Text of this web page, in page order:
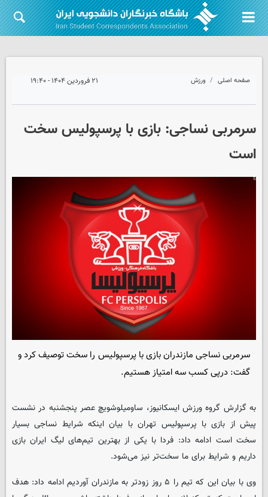
صفحه اصلی ورزش ۲۱ فروردین ۱۴۰۴ - ۱۹:۴۰
سرمربی نساجی: بازی با پرسپولیس سخت
است
سرمربی نساجی مازندران بازی با پرسپولیس را سخت توصیف کرد و
گفت: درپی کسب سه امتیاز هستیم.
به گزارش گروه ورزشایسکانیوز، ساومیلوشویچ عصر پنجشنبه در نشست
پیش از بازی با پرسپولیس تهران با بیان اینکه شرایط نساجی بسیار
سخت است ادامه داد: فردا با یکی از بهترین تیم‌های لیگ ایران بازی
داریم و شرایط برای ما سخت‌تر نیز می‌شود.
وی با بیان این که تیم را ۵ روز زودتر به مازندران آوردیم ادامه داد: هدف